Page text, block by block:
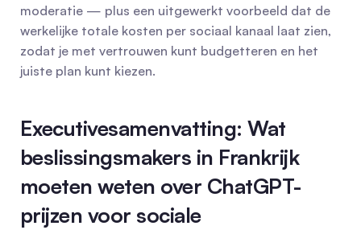
moderatie — plus een uitgewerkt voorbeeld dat de
werkelijke totale kosten per sociaal kanaal laat zien,
zodat je met vertrouwen kunt budgetteren en het
juiste plan kunt kiezen.
Executivesamenvatting: Wat
beslissingsmakers in Frankrijk
moeten weten over ChatGPT-
prijzen voor sociale